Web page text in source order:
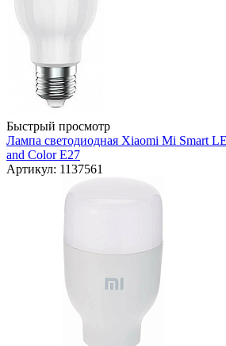
Быстрый просмотр
Лампа светодиодная Xiaomi Mi Smart
and Color E27
Артикул: 1137561